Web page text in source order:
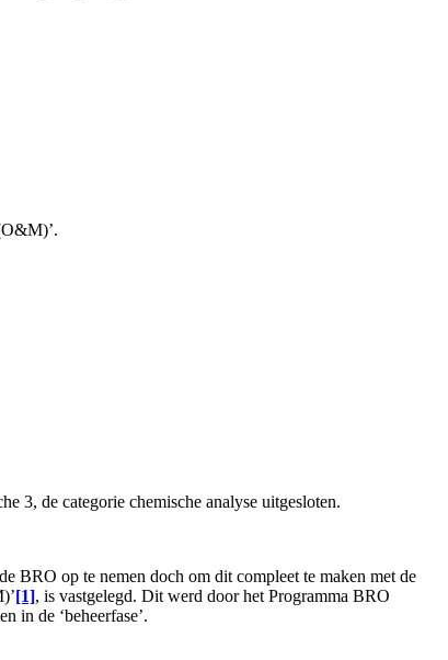
3, de categorie chemische analyse uitgesloten.
BRO op te nemen doch om dit compleet te maken met de
[1], is vastgelegd. Dit werd door het Programma BRO
in de ‘beheerfase’.